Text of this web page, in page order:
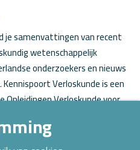
je samenvattingen van recent
wetenschappelijk
onderzoekers en nieuws
Verloskunde is een
Verloskunde voor